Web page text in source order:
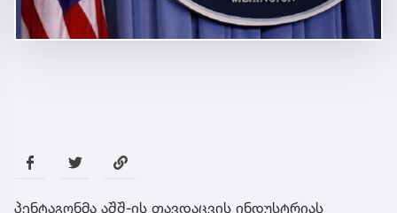
პენტაგონმა აშშ-ის თავდაცვის ინდუსტრიას